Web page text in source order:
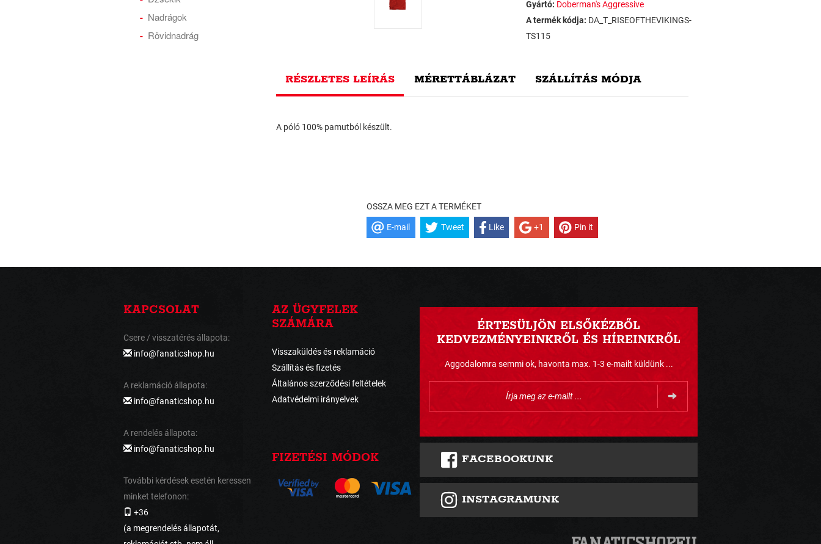
Gyártó: Doberman's Aggressive
A termék kódja: DA_T_RISEOFTHEVIKINGS-
TS115
RÉSZLETES LEÍRÁS MÉRETTÁBLÁZAT SZÁLLÍTÁS MÓDJA
A póló 100% pamutból készült.
OSSZA MEG EZT A TERMÉKET
E-mail Tweet Like +1 Pin it
Nadrágok
Rövidnadrág
KAPCSOLAT
Csere / visszatérés állapota:
info@fanaticshop.hu
A reklamáció állapota:
info@fanaticshop.hu
A rendelés állapota:
info@fanaticshop.hu
További kérdések esetén keressen
minket telefonon:
+36
(a megrendelés állapotát,
AZ ÜGYFELEK
SZÁMÁRA
Visszaküldés és reklamáció
Szállítás és fizetés
Általános szerződési feltételek
Adatvédelmi irányelvek
FIZETÉSI MÓDOK
ÉRTESÜLJÖN ELSŐKÉZBŐL
KEDVEZMÉNYEINKRŐL ÉS HÍREINKRŐL
Aggodalomra semmi ok, havonta max. 1-3 e-mailt küldünk ...
FACEBOOKUNK
INSTAGRAMUNK